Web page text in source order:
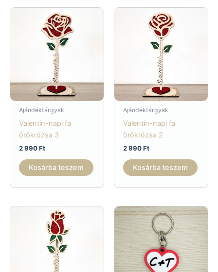
Ajándéktárgyak
Valentin-napi fa
örökrózsa 3
2 990Ft
Kosárba teszem
Ajándéktárgyak
Valentin-napi fa
örökrózsa 2
2 990Ft
Kosárba teszem